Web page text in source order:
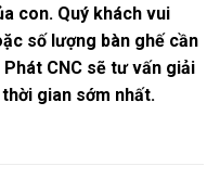
con. Quý khách vui
số lượng bàn ghế cần
CNC sẽ tư vấn giải
gian sớm nhất.